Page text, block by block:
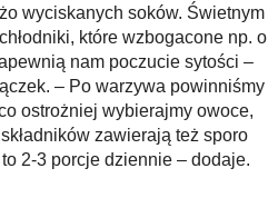
wyciskanych soków. Świetnym
które wzbogacone np. o
nam poczucie sytości –
– Po warzywa powinniśmy
ostrożniej wybierajmy owoce,
zawierają też sporo
2-3 porcje dziennie – dodaje.